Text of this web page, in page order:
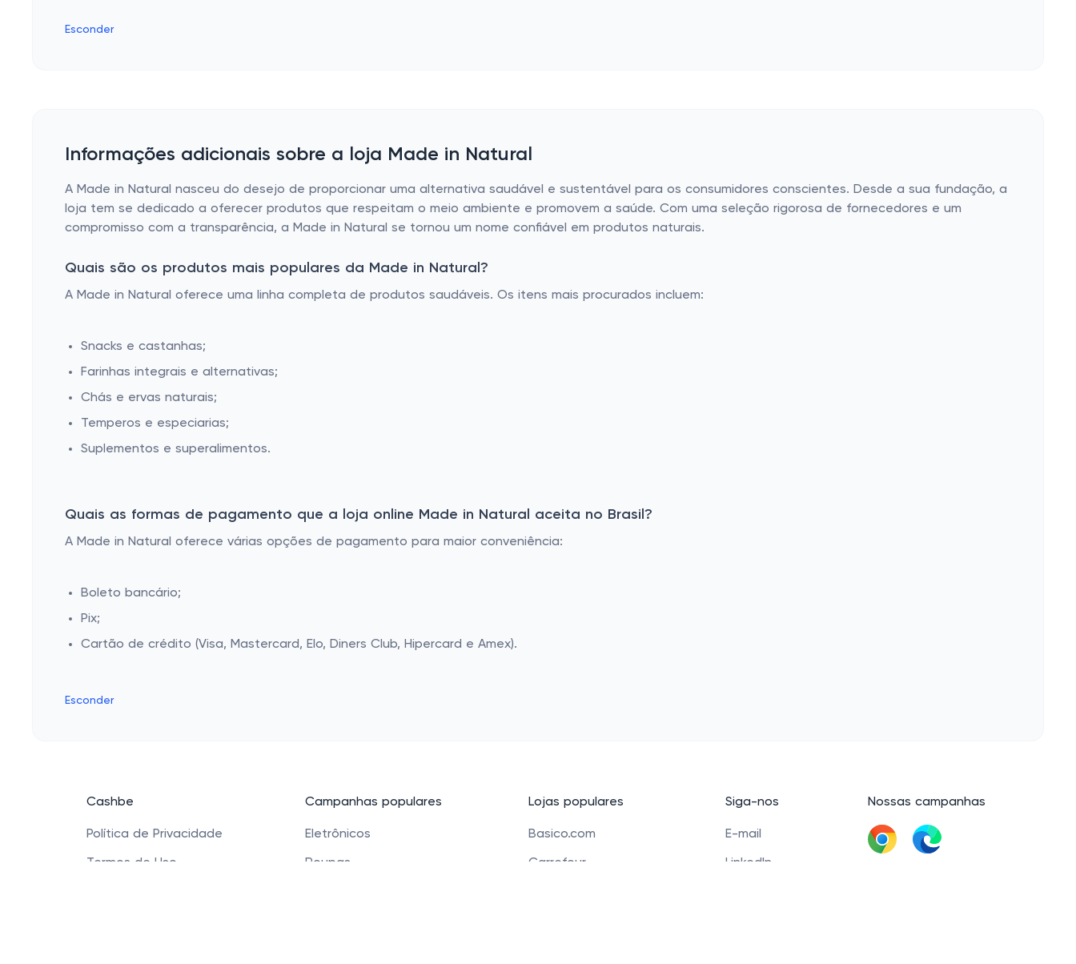
Esconder
Informações adicionais sobre a loja Made in Natural
A Made in Natural nasceu do desejo de proporcionar uma alternativa saudável e sustentável para os consumidores conscientes. Desde a sua fundação, a
loja tem se dedicado a oferecer produtos que respeitam o meio ambiente e promovem a saúde. Com uma seleção rigorosa de fornecedores e um
compromisso com a transparência, a Made in Natural se tornou um nome confiável em produtos naturais.
Quais são os produtos mais populares da Made in Natural?
A Made in Natural oferece uma linha completa de produtos saudáveis. Os itens mais procurados incluem:
Snacks e castanhas;
Farinhas integrais e alternativas;
Chás e ervas naturais;
Temperos e especiarias;
Suplementos e superalimentos.
Quais as formas de pagamento que a loja online Made in Natural aceita no Brasil?
A Made in Natural oferece várias opções de pagamento para maior conveniência:
Boleto bancário;
Pix;
Cartão de crédito (Visa, Mastercard, Elo, Diners Club, Hipercard e Amex).
Esconder
Cashbe
Política de Privacidade
Termos de Uso
Campanhas populares
Eletrônicos
Roupas
Lojas populares
Basico.com
Carrefour
Siga-nos
E-mail
LinkedIn
Nossas campanhas